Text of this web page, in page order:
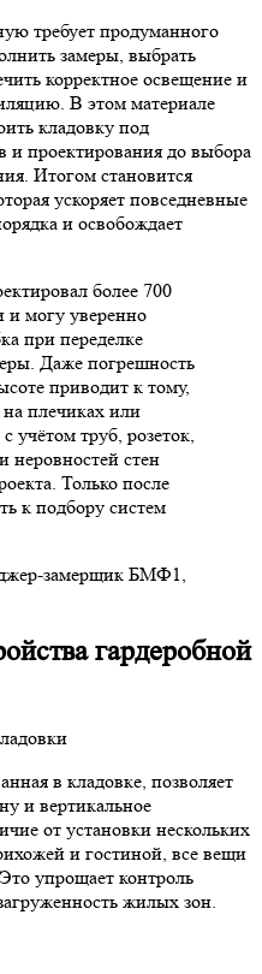
требует продуманного
замеры, выбрать
корректное освещение и
В этом материале
кладовку под
и проектирования до выбора
Итогом становится
ускоряет повседневные
и освобождает
более 700
и могу уверенно
при переделке
Даже погрешность
приводит к тому,
плечиках или
учётом труб, розеток,
неровностей стен
Только после
к подбору систем
замерщик БМФ1,
гардеробной
в кладовке, позволяет
и вертикальное
от установки нескольких
и гостиной, все вещи
упрощает контроль
жилых зон.